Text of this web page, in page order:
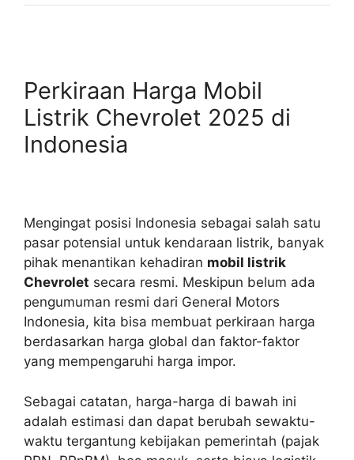
Perkiraan Harga Mobil
Listrik Chevrolet 2025 di
Indonesia
Mengingat posisi Indonesia sebagai salah satu
pasar potensial untuk kendaraan listrik, banyak
pihak menantikan kehadiran mobil listrik
Chevrolet secara resmi. Meskipun belum ada
pengumuman resmi dari General Motors
Indonesia, kita bisa membuat perkiraan harga
berdasarkan harga global dan faktor-faktor
yang mempengaruhi harga impor.
Sebagai catatan, harga-harga di bawah ini
adalah estimasi dan dapat berubah sewaktu-
waktu tergantung kebijakan pemerintah (pajak